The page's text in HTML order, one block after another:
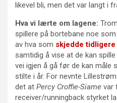
likevel bli, men det var langt i
Hva vi lærte om lagene:
spillere på bortebane noe
av hva som skjedde
samtidig å vise at de kan
vei igjen å gå før de kan måle
stilte i år. For nevnte
det at Percy Croffie-Siame var
receiver/runningback styrket